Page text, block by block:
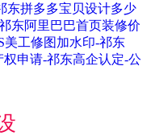
东拼多多宝贝设计多少
东阿里巴巴首页装修价
美工修图加水印-祁东
申请-祁东高企认定-公